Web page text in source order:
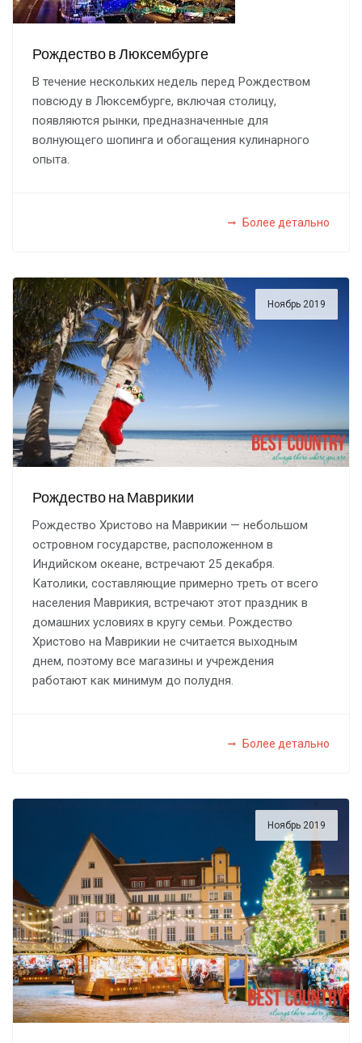
Рождество в Люксембурге
В течение нескольких недель перед Рождеством
повсюду в Люксембурге, включая столицу,
появляются рынки, предназначенные для
волнующего шопинга и обогащения кулинарного
опыта.
Более детально
Ноябрь 2019
Рождество на Маврикии
Рождество Христово на Маврикии — небольшом
островном государстве, расположенном в
Индийском океане, встречают 25 декабря.
Католики, составляющие примерно треть от всего
населения Маврикия, встречают этот праздник в
домашних условиях в кругу семьи. Рождество
Христово на Маврикии не считается выходным
днем, поэтому все магазины и учреждения
работают как минимум до полудня.
Более детально
Ноябрь 2019